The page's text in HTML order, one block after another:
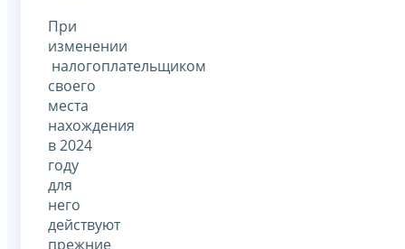
При
изменении
налогоплательщиком
своего
места
нахождения
в 2024
году
для
него
действуют
прежние